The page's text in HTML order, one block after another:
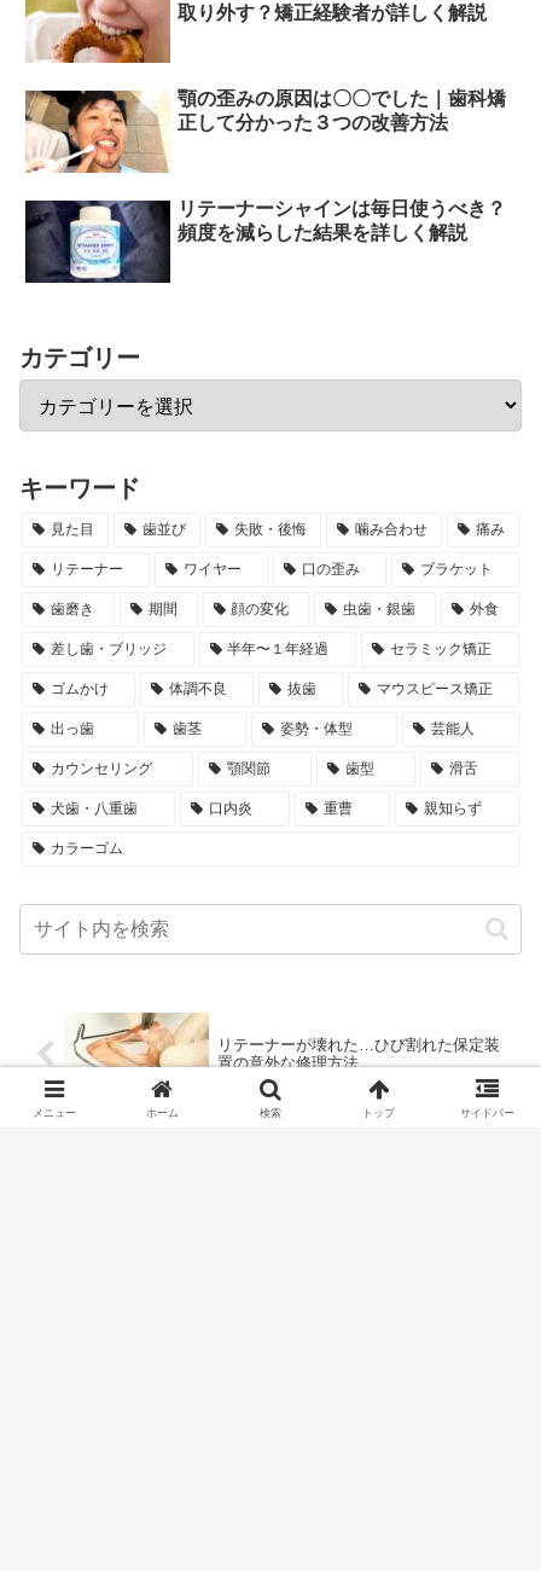
取り外す？矯正経験者が詳しく解説
顎の歪みの原因は〇〇でした｜歯科矯
正して分かった３つの改善方法
リテーナーシャインは毎日使うべき？
頻度を減らした結果を詳しく解説
カテゴリー
キーワード
見た目 歯並び 失敗・後悔 噛み合わせ 痛み
リテーナー ワイヤー 口の歪み ブラケット
歯磨き 期間 顔の変化 虫歯・銀歯 外食
差し歯・ブリッジ 半年〜１年経過 セラミック矯正
ゴムかけ 体調不良 抜歯 マウスピース矯正
出っ歯 歯茎 姿勢・体型 芸能人
カウンセリング 顎関節 歯型 滑舌
犬歯・八重歯 口内炎 重曹 親知らず
カラーゴム
リテーナーが壊れた…ひび割れた保定装
置の意外な修理方法
メニュー ホーム 検索 トップ サイドバー